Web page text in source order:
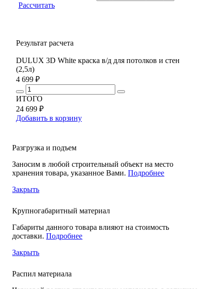
Рассчитать
Результат расчета
DULUX 3D White краска в/д для потолков и стен
(2,5л)
4 699 ₽
ИТОГО
24 699 ₽
Добавить в корзину
Разгрузка и подъем
Заносим в любой строительный объект на место
хранения товара, указанное Вами.Подробнее
Закрыть
Крупногабаритный материал
Габариты данного товара влияют на стоимость
доставки.Подробнее
Закрыть
Распил материала